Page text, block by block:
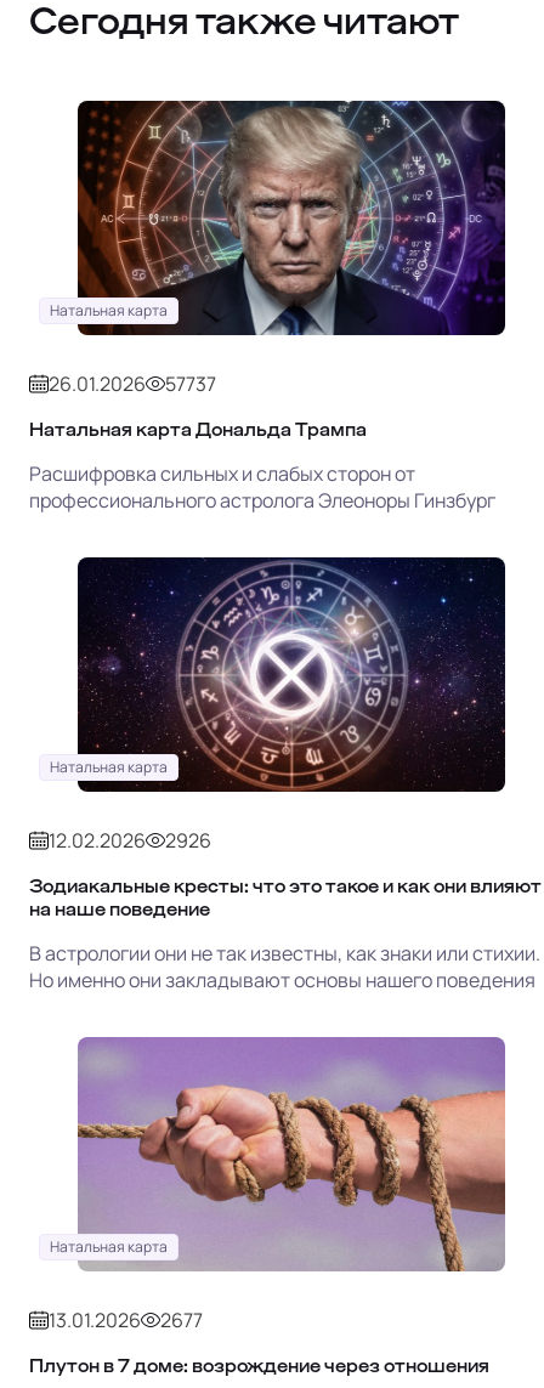
Сегодня также читают
Натальная карта
26.01.2026 57737
Натальная карта Дональда Трампа
Расшифровка сильных и слабых сторон от
профессионального астролога Элеоноры Гинзбург
Натальная карта
12.02.2026 2926
Зодиакальные кресты: что это такое и как они влияют
на наше поведение
В астрологии они не так известны, как знаки или стихии.
Но именно они закладывают основы нашего поведения
Натальная карта
13.01.2026 2677
Плутон в 7 доме: возрождение через отношения